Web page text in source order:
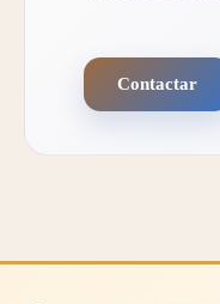
Contactar